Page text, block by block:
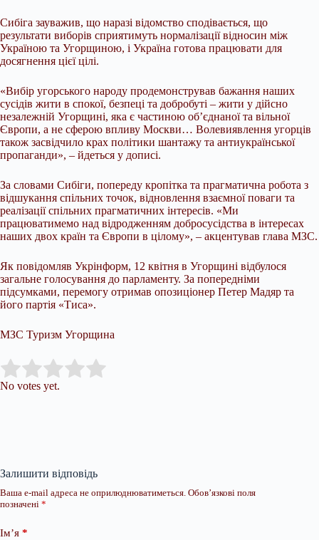
Сибіга зауважив, що наразі відомство сподівається, що
результати виборів сприятимуть нормалізації відносин між
Україною та Угорщиною, і Україна готова працювати для
досягнення цієї цілі.
«Вибір угорського народу продемонстрував бажання наших
сусідів жити в спокої, безпеці та добробуті – жити у дійсно
незалежній Угорщині, яка є частиною об’єднаної та вільної
Європи, а не сферою впливу Москви… Волевиявлення угорців
також засвідчило крах політики шантажу та антиукраїнської
пропаганди», – йдеться у дописі.
За словами Сибіги, попереду кропітка та прагматична робота з
відшукання спільних точок, відновлення взаємної поваги та
реалізації спільних прагматичних інтересів. «Ми
працюватимемо над відродженням добросусідства в інтересах
наших двох країн та Європи в цілому», – акцентував глава МЗС.
Як повідомляв Укрінформ, 12 квітня в Угорщині відбулося
загальне голосування до парламенту. За попередніми
підсумками, перемогу отримав опозиціонер Петер Мадяр та
його партія «Тиса».
МЗС Туризм Угорщина
Rate this item:
No votes yet.
Залишити відповідь
Ваша e-mail адреса не оприлюднюватиметься. Обов’язкові поля
позначені *
Ім’я *